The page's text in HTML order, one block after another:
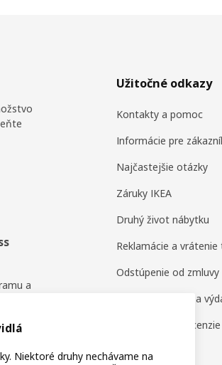
a
pre
že v
Užitočné odkazy
Kontakty a pomoc
Informácie pre
Najčastejšie otázky
Záruky IKEA
Druhý život nábytku
Reklamácie a vrátenie
Odstúpenie od zmluvy
Obchodné domy a
Hodnotenia a recenzie
Niektoré druhy nechávame na